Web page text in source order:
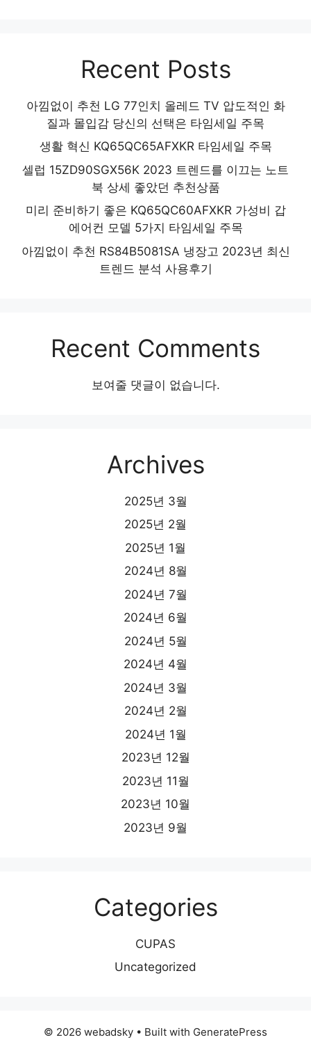
Recent Posts
아낌없이 추천 LG 77인치 올레드 TV 압도적인 화
질과 몰입감 당신의 선택은 타임세일 주목
생활 혁신 KQ65QC65AFXKR 타임세일 주목
셀럽 15ZD90SGX56K 2023 트렌드를 이끄는 노트
북 상세 좋았던 추천상품
미리 준비하기 좋은 KQ65QC60AFXKR 가성비 갑
에어컨 모델 5가지 타임세일 주목
아낌없이 추천 RS84B5081SA 냉장고 2023년 최신
트렌드 분석 사용후기
Recent Comments
보여줄 댓글이 없습니다.
Archives
2025년 3월
2025년 2월
2025년 1월
2024년 8월
2024년 7월
2024년 6월
2024년 5월
2024년 4월
2024년 3월
2024년 2월
2024년 1월
2023년 12월
2023년 11월
2023년 10월
2023년 9월
Categories
CUPAS
Uncategorized
© 2026 webadsky • Built with GeneratePress